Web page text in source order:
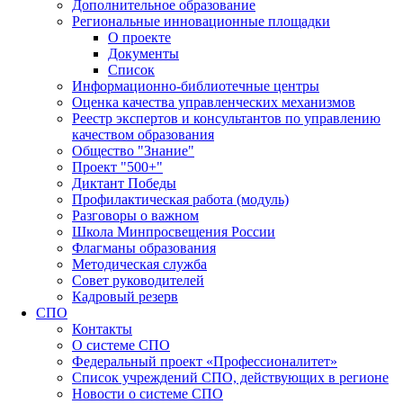
Дополнительное образование
Региональные инновационные площадки
О проекте
Документы
Список
Информационно-библиотечные центры
Оценка качества управленческих механизмов
Реестр экспертов и консультантов по управлению
качеством образования
Общество "Знание"
Проект "500+"
Диктант Победы
Профилактическая работа (модуль)
Разговоры о важном
Школа Минпросвещения России
Флагманы образования
Методическая служба
Совет руководителей
Кадровый резерв
СПО
Контакты
О системе СПО
Федеральный проект «Профессионалитет»
Список учреждений СПО, действующих в регионе
Новости о системе СПО